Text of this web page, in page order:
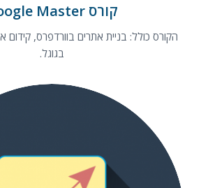
קורס Google Master
הקורס כולל: בניית אתרים בוורדפרס, קידום
בגוגל.